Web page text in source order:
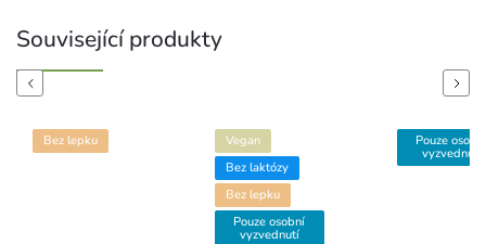
Související produkty
Previous
Bez lepku
Vegan
Bez laktózy
Bez lepku
Pouze osobní
vyzvednutí
Pouze
vyzvednutí
Next